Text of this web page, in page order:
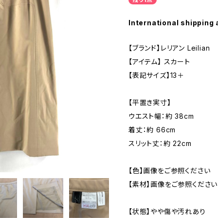
International shipping
【ブランド】レリアン Leilian
【アイテム】 スカート
【表記サイズ】13＋
【平置き実寸】
ウエスト幅：約 38cm
着丈：約 66cm
スリット丈：約 22cm
【色】画像をご参照ください
【素材】画像をご参照ください
【状態】やや傷や汚れあり